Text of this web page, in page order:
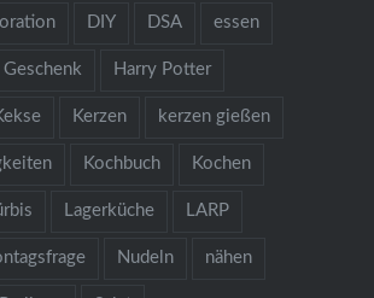
DIY DSA essen
Geschenk Harry Potter
Kerzen kerzen gießen
Kochbuch Kochen
Lagerküche LARP
Nudeln nähen